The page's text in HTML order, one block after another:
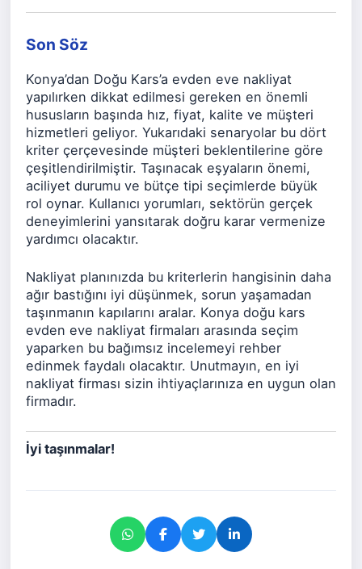
Son Söz
Konya’dan Doğu Kars’a evden eve nakliyat
yapılırken dikkat edilmesi gereken en önemli
hususların başında hız, fiyat, kalite ve müşteri
hizmetleri geliyor. Yukarıdaki senaryolar bu dört
kriter çerçevesinde müşteri beklentilerine göre
çeşitlendirilmiştir. Taşınacak eşyaların önemi,
aciliyet durumu ve bütçe tipi seçimlerde büyük
rol oynar. Kullanıcı yorumları, sektörün gerçek
deneyimlerini yansıtarak doğru karar vermenize
yardımcı olacaktır.
Nakliyat planınızda bu kriterlerin hangisinin daha
ağır bastığını iyi düşünmek, sorun yaşamadan
taşınmanın kapılarını aralar. Konya doğu kars
evden eve nakliyat firmaları arasında seçim
yaparken bu bağımsız incelemeyi rehber
edinmek faydalı olacaktır. Unutmayın, en iyi
nakliyat firması sizin ihtiyaçlarınıza en uygun olan
firmadır.
İyi taşınmalar!